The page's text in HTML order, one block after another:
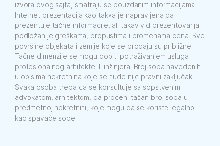
izvora ovog sajta, smatraju se pouzdanim informacijama.
Internet prezentacija kao takva je napravljena da
prezentuje tačne informacije, ali takav vid prezentovanja
podložan je greškama, propustima i promenama cena. Sve
površine objekata i zemlje koje se prodaju su približne.
Tačne dimenzije se mogu dobiti potraživanjem usluga
profesionalnog arhitekte ili inžinjera. Broj soba navedenih
u opisima nekretnina koje se nude nije pravni zaključak.
Svaka osoba treba da se konsultuje sa sopstvenim
advokatom, arhitektom, da proceni tačan broj soba u
predmetnoj nekretnini, koje mogu da se koriste legalno
kao spavaće sobe.